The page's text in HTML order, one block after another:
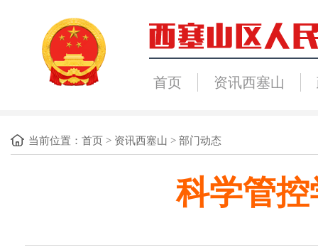
首页 资讯西塞山
当前位置： 首页 > 资讯西塞山 > 部门动态
科学管